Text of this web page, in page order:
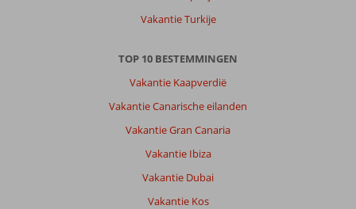
Vakantie Turkije
TOP 10 BESTEMMINGEN
Vakantie Kaapverdië
Vakantie Canarische eilanden
Vakantie Gran Canaria
Vakantie Ibiza
Vakantie Dubai
Vakantie Kos